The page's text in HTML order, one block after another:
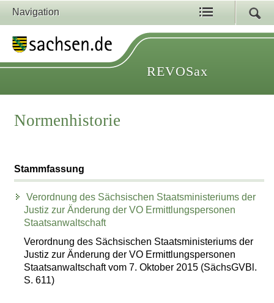
Navigation
REVOSax
Normenhistorie
Stammfassung
Verordnung des Sächsischen Staatsministeriums der
Justiz zur Änderung der VO Ermittlungspersonen
Staatsanwaltschaft
Verordnung des Sächsischen Staatsministeriums der
Justiz zur Änderung der VO Ermittlungspersonen
Staatsanwaltschaft vom 7. Oktober 2015 (SächsGVBl.
S. 611)